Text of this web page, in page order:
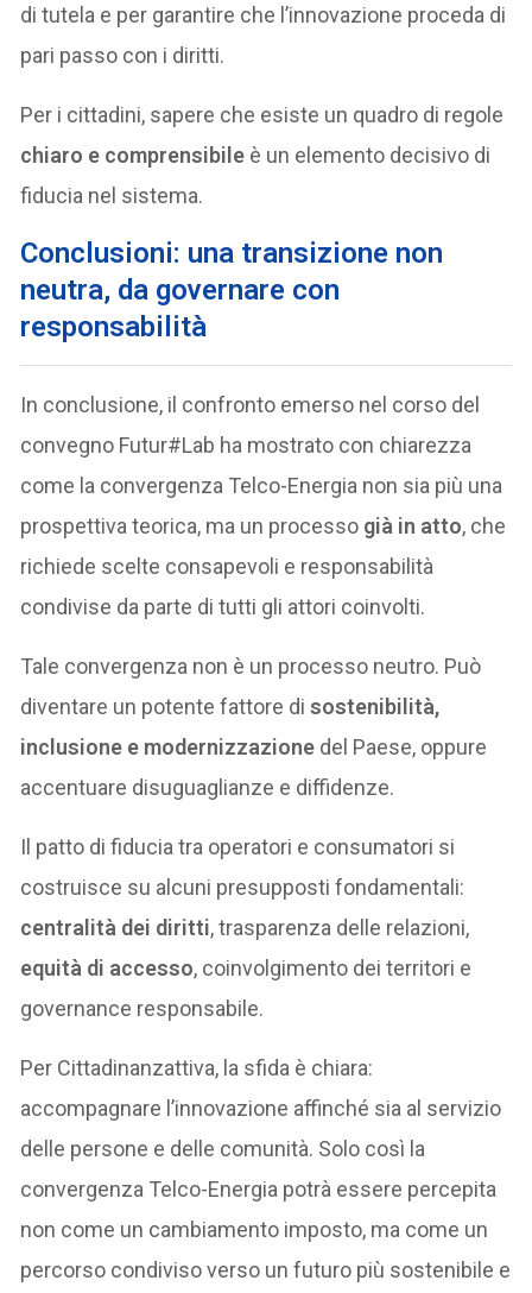
di tutela e per garantire che l’innovazione proceda di
pari passo con i diritti.
Per i cittadini, sapere che esiste un quadro di regole
chiaro e comprensibile è un elemento decisivo di
fiducia nel sistema.
Conclusioni: una transizione non
neutra, da governare con
responsabilità
In conclusione, il confronto emerso nel corso del
convegno Futur#Lab ha mostrato con chiarezza
come la convergenza Telco-Energia non sia più una
prospettiva teorica, ma un processo già in atto, che
richiede scelte consapevoli e responsabilità
condivise da parte di tutti gli attori coinvolti.
Tale convergenza non è un processo neutro. Può
diventare un potente fattore disostenibilità,
inclusione e modernizzazione del Paese, oppure
accentuare disuguaglianze e diffidenze.
Il patto di fiducia tra operatori e consumatori si
costruisce su alcuni presupposti fondamentali:
centralità dei diritti, trasparenza delle relazioni,
equità di accesso, coinvolgimento dei territori e
governance responsabile.
Per Cittadinanzattiva, la sfida è chiara:
accompagnare l’innovazione affinché sia al servizio
delle persone e delle comunità. Solo così la
convergenza Telco-Energia potrà essere percepita
non come un cambiamento imposto, ma come un
percorso condiviso verso un futuro più sostenibile e